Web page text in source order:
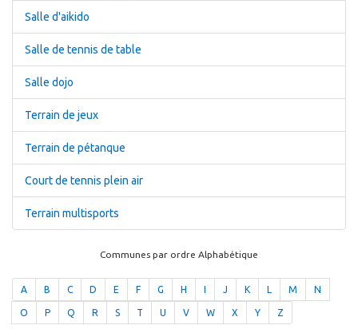
Salle d'aikido
Salle de tennis de table
Salle dojo
Terrain de jeux
Terrain de pétanque
Court de tennis plein air
Terrain multisports
Communes par ordre Alphabétique
A B C D E F G H J K L M N
O P Q R S T U V W X Y Z